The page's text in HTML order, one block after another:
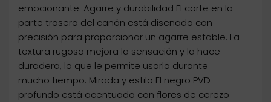
emocionante. Agarre y durabilidad El corte en la
parte trasera del cañón está diseñado con
precisión para proporcionar un agarre estable. La
textura rugosa mejora la sensación y la hace
duradera, lo que le permite usarla durante
mucho tiempo. Mirada y estilo El negro PVD
profundo está acentuado con flores de cerezo